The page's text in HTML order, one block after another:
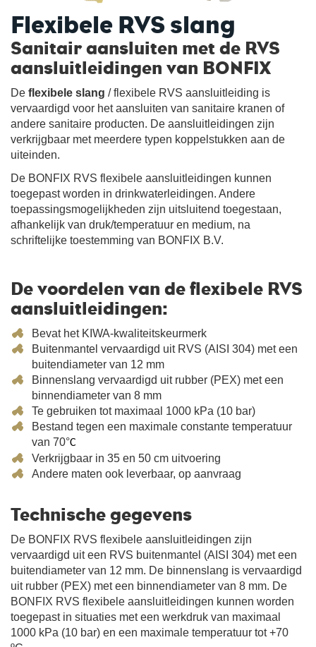
Flexibele RVS slang
Sanitair aansluiten met de RVS
aansluitleidingen van BONFIX
De flexibele slang / flexibele RVS aansluitleiding is
vervaardigd voor het aansluiten van sanitaire kranen of
andere sanitaire producten. De aansluitleidingen zijn
verkrijgbaar met meerdere typen koppelstukken aan de
uiteinden.
De BONFIX RVS flexibele aansluitleidingen kunnen
toegepast worden in drinkwaterleidingen. Andere
toepassingsmogelijkheden zijn uitsluitend toegestaan,
afhankelijk van druk/temperatuur en medium, na
schriftelijke toestemming van BONFIX B.V.
De voordelen van de flexibele RVS
aansluitleidingen:
Bevat het KIWA-kwaliteitskeurmerk
Buitenmantel vervaardigd uit RVS (AISI 304) met een
buitendiameter van 12 mm
Binnenslang vervaardigd uit rubber (PEX) met een
binnendiameter van 8 mm
Te gebruiken tot maximaal 1000 kPa (10 bar)
Bestand tegen een maximale constante temperatuur
van 70°C
Verkrijgbaar in 35 en 50 cm uitvoering
Andere maten ook leverbaar, op aanvraag
Technische gegevens
De BONFIX RVS flexibele aansluitleidingen zijn
vervaardigd uit een RVS buitenmantel (AISI 304) met een
buitendiameter van 12 mm. De binnenslang is vervaardigd
uit rubber (PEX) met een binnendiameter van 8 mm. De
BONFIX RVS flexibele aansluitleidingen kunnen worden
toegepast in situaties met een werkdruk van maximaal
1000 kPa (10 bar) en een maximale temperatuur tot +70